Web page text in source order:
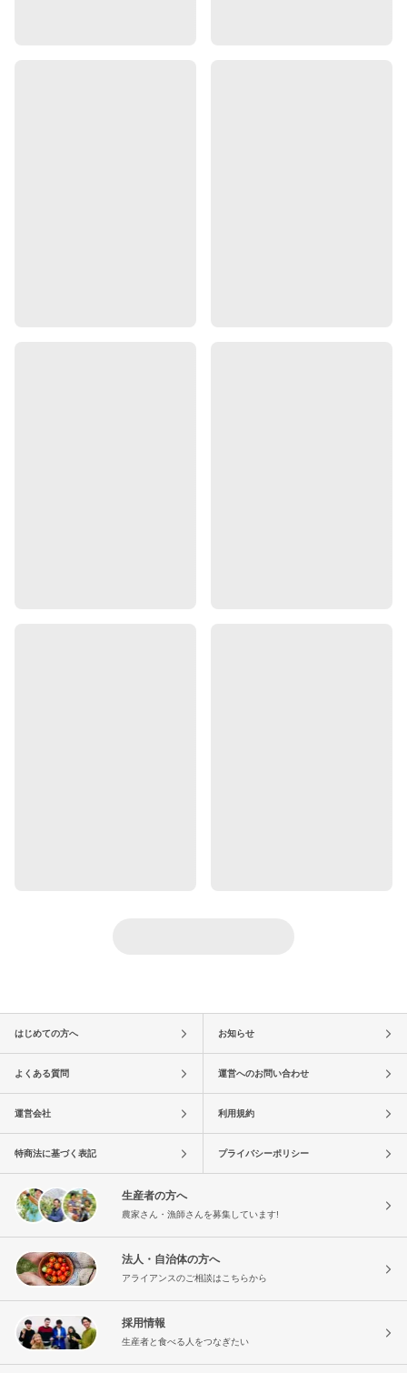
はじめての方へ お知らせ
よくある質問 運営へのお問い合わせ
運営会社 利用規約
特商法に基づく表記 プライバシーポリシー
生産者の方へ
農家さん・漁師さんを募集しています!
法人・自治体の方へ
アライアンスのご相談はこちらから
採用情報
生産者と食べる人をつなぎたい